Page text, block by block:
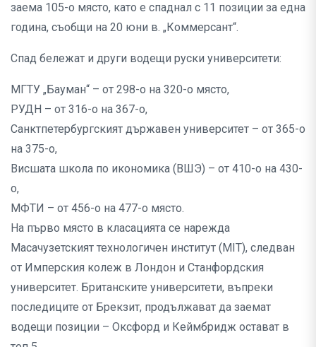
заема 105-о място, като е спаднал с 11 позиции за една
година, съобщи на 20 юни в. „Коммерсант“.
Спад бележат и други водещи руски университети:
МГТУ „Бауман“ – от 298-о на 320-о място,
РУДН – от 316-о на 367-о,
Санктпетербургският държавен университет – от 365-о
на 375-о,
Висшата школа по икономика (ВШЭ) – от 410-о на 430-
о,
МФТИ – от 456-о на 477-о място.
На първо място в класацията се нарежда
Масачузетският технологичен институт (MIT), следван
от Имперския колеж в Лондон и Станфордския
университет. Британските университети, въпреки
последиците от Брекзит, продължават да заемат
водещи позиции – Оксфорд и Кеймбридж остават в